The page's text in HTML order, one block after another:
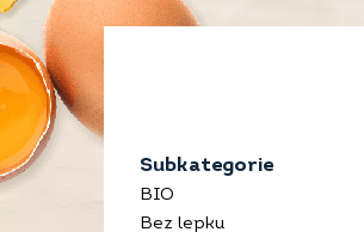
Subkategorie
BIO
Bez lepku